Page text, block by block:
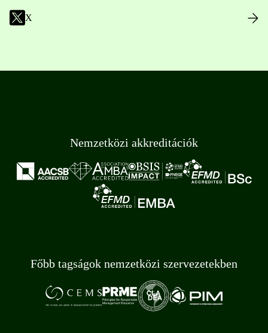
X
Nemzetközi akkreditációk
Főbb tagságok nemzetközi szervezetekben